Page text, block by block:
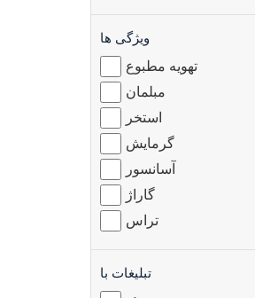
ویژگی ها
تهویه مطبوع
مبلمان
استخر
گرمایش
آسانسور
گاراژ
تراس
تبلیغات با